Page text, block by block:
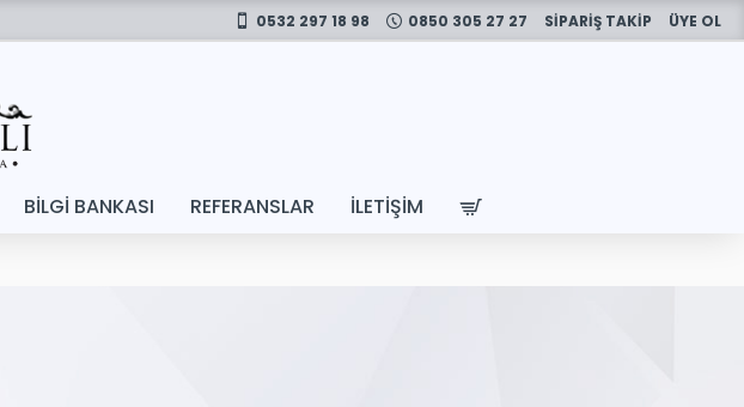
0532 297 18 98 0850 305 27 27 SİPARİŞ TAKİP ÜYE OL
BILGI BANKASI REFERANSLAR İLETIŞIM